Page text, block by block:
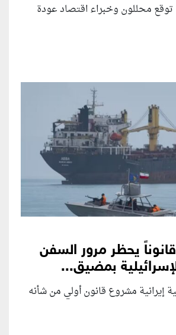
محللون وخبراء اقتصاد عودة
يحظر مرور السفن
بمضيق...
إيرانية مشروع قانون ⁠أولي من شأنه